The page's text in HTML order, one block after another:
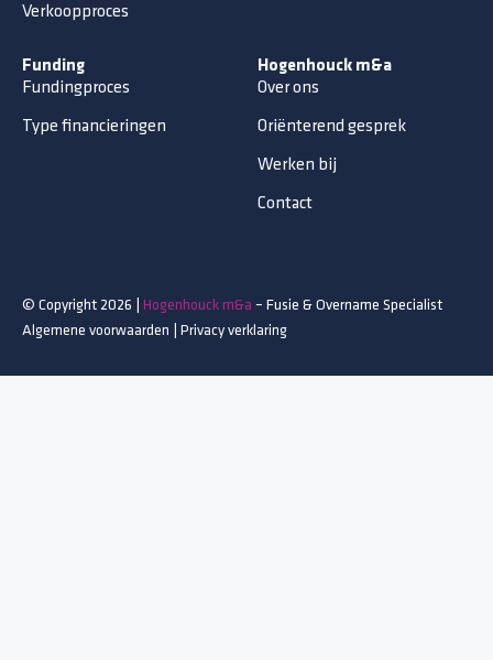
Verkoopproces
Funding
Fundingproces
Type financieringen
Hogenhouck m&a
Over ons
Oriënterend gesprek
Werken bij
Contact
© Copyright 2026 | Hogenhouck m&a – Fusie & Overname Specialist
Algemene voorwaarden
Privacy verklaring